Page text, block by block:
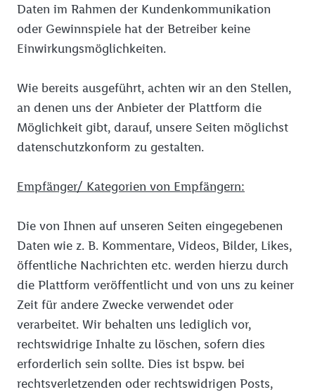
Daten im Rahmen der Kundenkommunikation
oder Gewinnspiele hat der Betreiber keine
Einwirkungsmöglichkeiten.
Wie bereits ausgeführt, achten wir an den Stellen,
an denen uns der Anbieter der Plattform die
Möglichkeit gibt, darauf, unsere Seiten möglichst
datenschutzkonform zu gestalten.
Empfänger/ Kategorien von Empfängern:
Die von Ihnen auf unseren Seiten eingegebenen
Daten wie z. B. Kommentare, Videos, Bilder, Likes,
öffentliche Nachrichten etc. werden hierzu durch
die Plattform veröffentlicht und von uns zu keiner
Zeit für andere Zwecke verwendet oder
verarbeitet. Wir behalten uns lediglich vor,
rechtswidrige Inhalte zu löschen, sofern dies
erforderlich sein sollte. Dies ist bspw. bei
rechtsverletzenden oder rechtswidrigen Posts,